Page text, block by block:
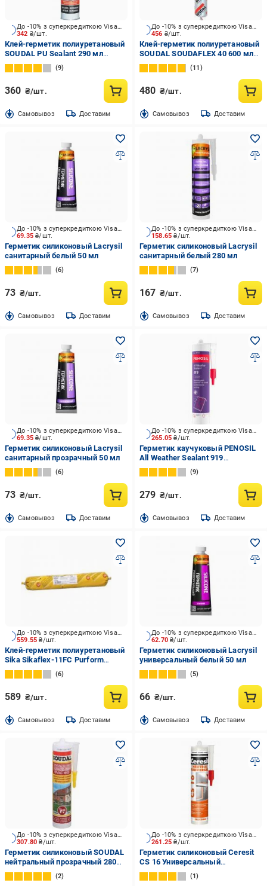
342 ₴/шт.
До -10% з суперкредиткою Visa Вигода
Клей-герметик полиуретановый
SOUDAL PU Sealant 290 мл
коричневый
9
360 ₴/шт.
Cамовывоз Доставим
456 ₴/шт.
До -10% з суперкредиткою Visa Вигода
Клей-герметик полиуретановый
SOUDAL SOUDAFLEX 40 600 мл
белый
11
480 ₴/шт.
Cамовывоз Доставим
69.35₴/шт.
До -10% з суперкредиткою Visa Вигода
Герметик силиконовый Lacrysil
санитарный белый 50 мл
6
73 ₴/шт.
Cамовывоз Доставим
158.65₴/шт.
До -10% з суперкредиткою Visa Вигода
Герметик силиконовый Lacrysil
санитарный белый 280 мл
7
167 ₴/шт.
Cамовывоз Доставим
69.35₴/шт.
До -10% з суперкредиткою Visa Вигода
Герметик силиконовый Lacrysil
санитарный прозрачный 50 мл
6
73 ₴/шт.
Cамовывоз Доставим
265.05₴/шт.
До -10% з суперкредиткою Visa Вигода
Герметик каучуковый PENOSIL
All Weather Sealant 919
прозрачный 310 мл
9
279 ₴/шт.
Cамовывоз Доставим
559.55₴/шт.
До -10% з суперкредиткою Visa Вигода
Клей-герметик полиуретановый
Sika Sikaflex-11FC Purform
белый 600 мл
6
589 ₴/шт.
Cамовывоз Доставим
62.70₴/шт.
До -10% з суперкредиткою Visa Вигода
Герметик силиконовый Lacrysil
универсальный белый 50 мл
5
66 ₴/шт.
Cамовывоз Доставим
307.80₴/шт.
До -10% з суперкредиткою Visa Вигода
Герметик силиконовый SOUDAL
нейтральный прозрачный 280
мл
2
261.25₴/шт.
До -10% з суперкредиткою Visa Вигода
Герметик силиконовый Ceresit
CS 16 Универсальный
нейтральный прозрачный 280
мл
1